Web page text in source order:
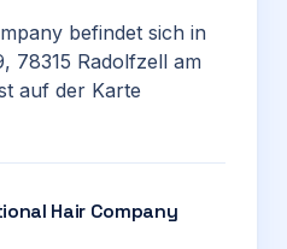
befindet sich in
78315 Radolfzell am
auf der Karte
Hair Company